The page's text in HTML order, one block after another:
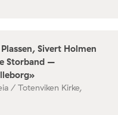
Sivert Holmen
Storband –
/ Totenviken Kirke,